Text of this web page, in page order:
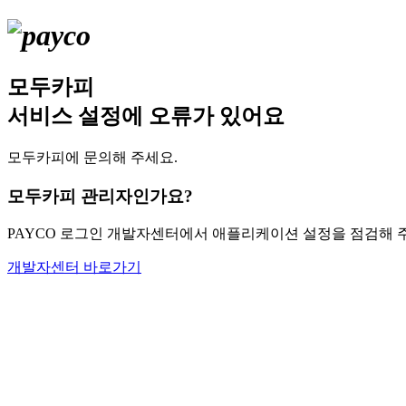
모두카피
서비스 설정에 오류가 있어요
모두카피에 문의해 주세요.
모두카피 관리자인가요?
PAYCO 로그인 개발자센터에서 애플리케이션 설정을 점검해
개발자센터 바로가기